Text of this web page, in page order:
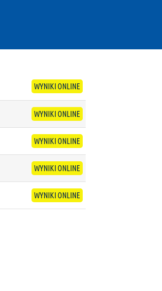
WYNIKI ONLINE
WYNIKI ONLINE
WYNIKI ONLINE
WYNIKI ONLINE
WYNIKI ONLINE